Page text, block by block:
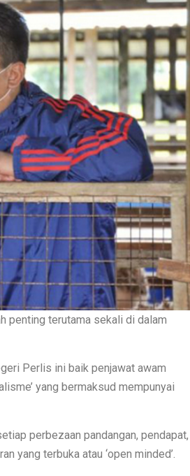
penting terutama sekali di dalam
Perlis ini baik penjawat awam
yang bermaksud mempunyai
perbezaan pandangan, pendapat,
yang terbuka atau ‘open minded’.